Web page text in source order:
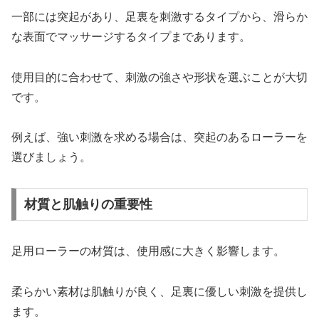
一部には突起があり、足裏を刺激するタイプから、滑らか
な表面でマッサージするタイプまであります。
使用目的に合わせて、刺激の強さや形状を選ぶことが大切
です。
例えば、強い刺激を求める場合は、突起のあるローラーを
選びましょう。
材質と肌触りの重要性
足用ローラーの材質は、使用感に大きく影響します。
柔らかい素材は肌触りが良く、足裏に優しい刺激を提供し
ます。